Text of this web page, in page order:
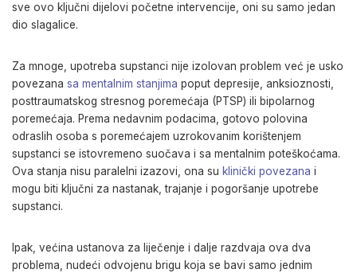
sve ovo ključni dijelovi početne intervencije, oni su samo jedan
dio slagalice.
Za mnoge, upotreba supstanci nije izolovan problem već je usko
povezana sa mentalnim stanjima poput depresije, anksioznosti,
posttraumatskog stresnog poremećaja (PTSP) ili bipolarnog
poremećaja. Prema nedavnim podacima, gotovo polovina
odraslih osoba s poremećajem uzrokovanim korištenjem
supstanci se istovremeno suočava i sa mentalnim poteškoćama.
Ova stanja nisu paralelni izazovi, ona su klinički povezana i
mogu biti ključni za nastanak, trajanje i pogoršanje upotrebe
supstanci.
Ipak, većina ustanova za liječenje i dalje razdvaja ova dva
problema, nudeći odvojenu brigu koja se bavi samo jednim